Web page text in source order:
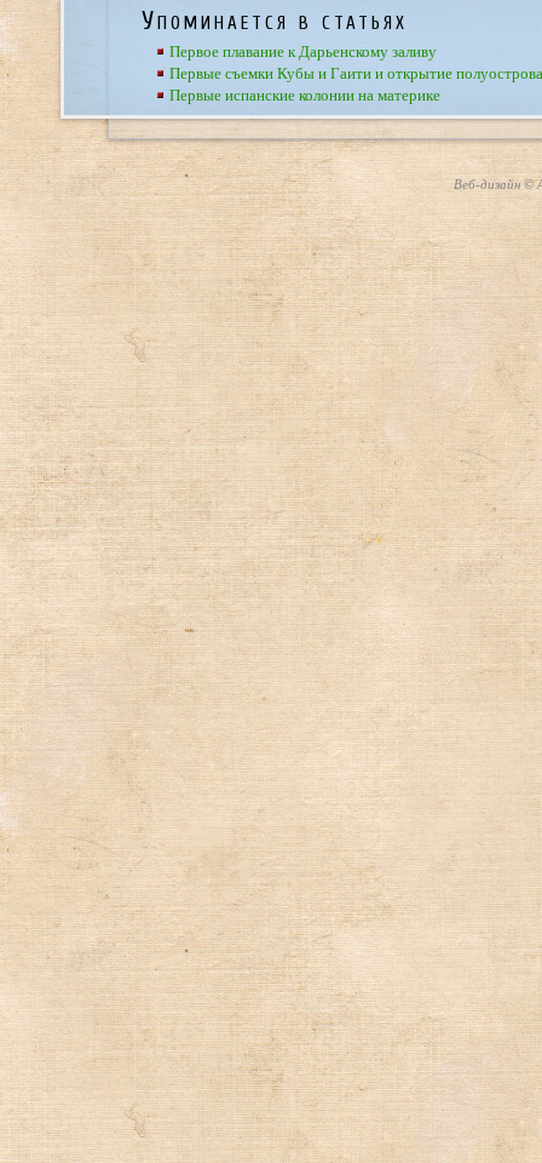
Упоминается в статьях
Первое плавание к Дарьенскому заливу
Первые съемки Кубы и Гаити и открытие
Первые испанские колонии на материке
Веб-дизайн ©